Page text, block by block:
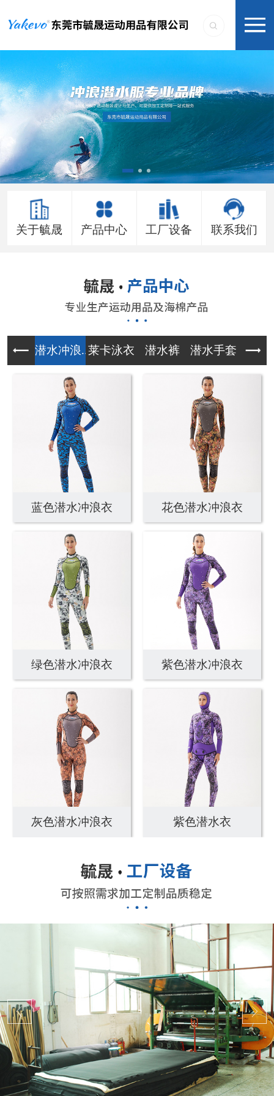
关于毓晟 产品中心 工厂设备 联系我们
潜水冲浪...莱卡泳衣 潜水裤 潜水手套 午餐
蓝色潜水冲浪衣 花色潜水冲浪衣
绿色潜水冲浪衣 紫色潜水冲浪衣
灰色潜水冲浪衣 紫色潜水衣